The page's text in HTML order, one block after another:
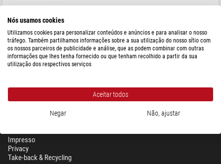
Impresso
Privacy
Take-back & Recycling
Nós usamos cookies
Utilizamos cookies para personalizar conteúdos e anúncios e para analisar o nosso
tráfego. Também partilhamos informações sobre a sua utilização do nosso sítio com
os nossos parceiros de publicidade e análise, que as podem combinar com outras
informações que lhes tenha fornecido ou que tenham recolhido a partir da sua
utilização dos respectivos serviços
Aceitar todos
Negar Não, ajustar